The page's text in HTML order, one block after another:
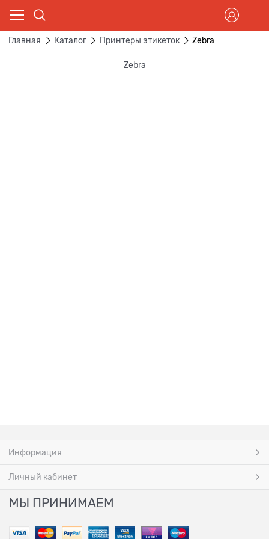
Главная Каталог Принтеры этикеток Zebra
Zebra
Информация
Личный кабинет
МЫ ПРИНИМАЕМ